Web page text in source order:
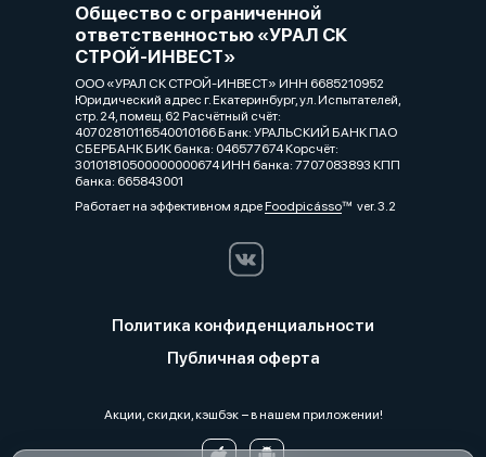
Общество с ограниченной
ответственностью «УРАЛ СК
СТРОЙ-ИНВЕСТ»
ООО «УРАЛ СК СТРОЙ-ИНВЕСТ» ИНН 6685210952
Юридический адрес г. Екатеринбург, ул. Испытателей,
стр. 24, помещ. 62 Расчётный счёт:
40702810116540010166 Банк: УРАЛЬСКИЙ БАНК ПАО
СБЕРБАНК БИК банка: 046577674 Корсчёт:
30101810500000000674 ИНН банка: 7707083893 КПП
банка: 665843001
Работает на эффективном ядреFoodpicássover. 3.2
Политика конфиденциальности
Публичная оферта
Акции, скидки, кэшбэк − в нашем приложении!